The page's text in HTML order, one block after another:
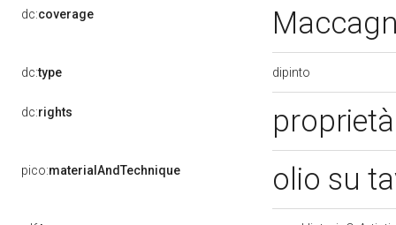
dc:coverage
dc:type dipinto
dc:rights
pico:materialAndTechnique olio su